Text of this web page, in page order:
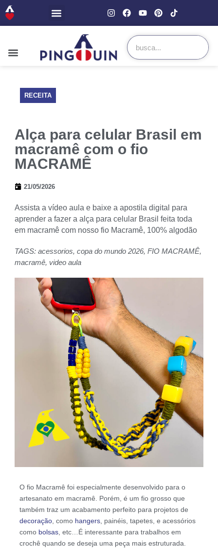
RECEITA
Alça para celular Brasil em
macramê com o fio
MACRAMÊ
21/05/2026
Assista a vídeo aula e baixe a apostila digital para
aprender a fazer a alça para celular Brasil feita toda
em macramê com nosso fio Macramê, 100% algodão
TAGS: acessorios, copa do mundo 2026, FIO MACRAMÊ,
macramê, video aula
O fio Macramê foi especialmente desenvolvido para o
artesanato em macramê. Porém, é um fio grosso que
também traz um acabamento perfeito para projetos de
decoração , como hangers , painéis, tapetes, e acessórios
como bolsas , etc…É interessante para trabalhos em
crochê quando se deseja uma peça mais estruturada.